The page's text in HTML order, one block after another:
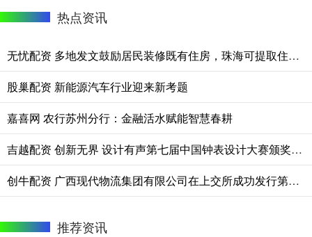
热点资讯
无忧配资 多地发文鼓励居民装修既有住房，珠海可提取住房公积金等用以支持家庭整装
股巢配资 新能源汽车行业迎来新考题
嘉喜网 农行苏州分行：金融活水赋能智慧春耕
吉越配资 创新无界 设计有声第七届中国钟表设计大赛颁奖典礼圆满落幕
创牛配资 广西现代物流集团有限公司在上交所成功发行第二期高成长产业债
推荐资讯